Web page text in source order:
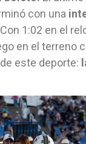
con una
1:02 en el
en el terreno
este deporte: